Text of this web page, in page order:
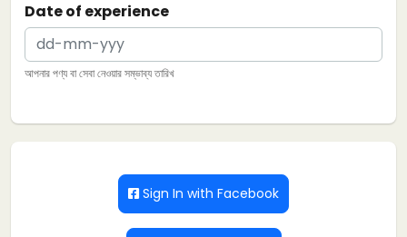
Date of experience
আপনার পণ্য বা সেবা নেওয়ার সম্ভাব্য তারিখ
Sign In with Facebook